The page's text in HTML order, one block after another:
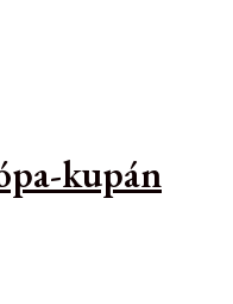
kupán